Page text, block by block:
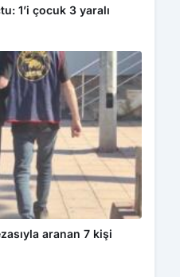
1’i çocuk 3 yaralı
aranan 7 kişi